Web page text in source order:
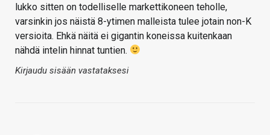
lukko sitten on todelliselle markettikoneen teholle,
varsinkin jos näistä 8-ytimen malleista tulee jotain non-K
versioita. Ehkä näitä ei gigantin koneissa kuitenkaan
nähdä intelin hinnat tuntien.
Kirjaudu sisään vastataksesi